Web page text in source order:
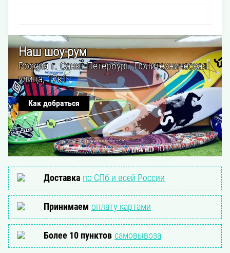
Наш шоу-рум
Россия г. Санкт-Петербург, Политехническая
улица, 17к1
Как добраться
Доставка по СПб и всей России
Принимаем оплату картами
Более 10 пунктов самовывоза